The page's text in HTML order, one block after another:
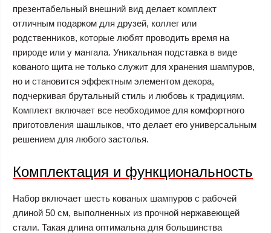
презентабельный внешний вид делает комплект
отличным подарком для друзей, коллег или
родственников, которые любят проводить время на
природе или у мангала. Уникальная подставка в виде
кованого щита не только служит для хранения шампуров,
но и становится эффектным элементом декора,
подчеркивая брутальный стиль и любовь к традициям.
Комплект включает все необходимое для комфортного
приготовления шашлыков, что делает его универсальным
решением для любого застолья.
Комплектация и функциональность
Набор включает шесть кованых шампуров с рабочей
длиной 50 см, выполненных из прочной нержавеющей
стали. Такая длина оптимальна для большинства